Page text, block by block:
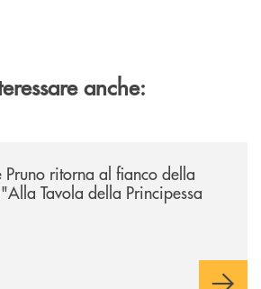
anche:
Pruno ritorna al fianco della
Tavola della Principessa